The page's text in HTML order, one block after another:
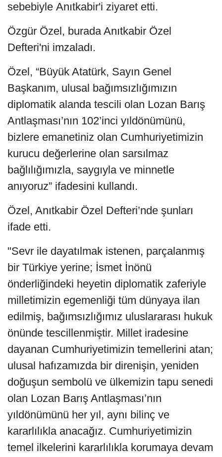
sebebiyle Anıtkabir'i ziyaret etti.
Özgür Özel, burada Anıtkabir Özel
Defteri'ni imzaladı.
Özel, “Büyük Atatürk, Sayın Genel
Başkanım, ulusal bağımsızlığımızın
diplomatik alanda tescili olan Lozan Barış
Antlaşması’nın 102’inci yıldönümünü,
bizlere emanetiniz olan Cumhuriyetimizin
kurucu değerlerine olan sarsılmaz
bağlılığımızla, saygıyla ve minnetle
anıyoruz” ifadesini kullandı.
Özel, Anıtkabir Özel Defteri’nde şunları
ifade etti.
"Sevr ile dayatılmak istenen, parçalanmış
bir Türkiye yerine; İsmet İnönü
önderliğindeki heyetin diplomatik zaferiyle
milletimizin egemenliği tüm dünyaya ilan
edilmiş, bağımsızlığımız uluslararası hukuk
önünde tescillenmiştir. Millet iradesine
dayanan Cumhuriyetimizin temellerini atan;
ulusal hafızamızda bir direnişin, yeniden
doğuşun sembolü ve ülkemizin tapu senedi
olan Lozan Barış Antlaşması’nın
yıldönümünü her yıl, aynı bilinç ve
kararlılıkla anacağız. Cumhuriyetimizin
temel ilkelerini kararlılıkla korumaya devam